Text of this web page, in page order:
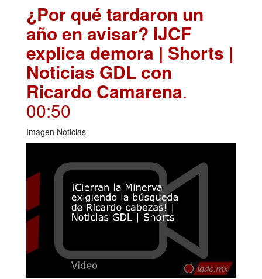
¿Por qué tardaron un
año en avisar? IJCF
explica demora | Shorts |
Noticias GDL con
Ricardo Camarena.
00:50
Imagen Noticias